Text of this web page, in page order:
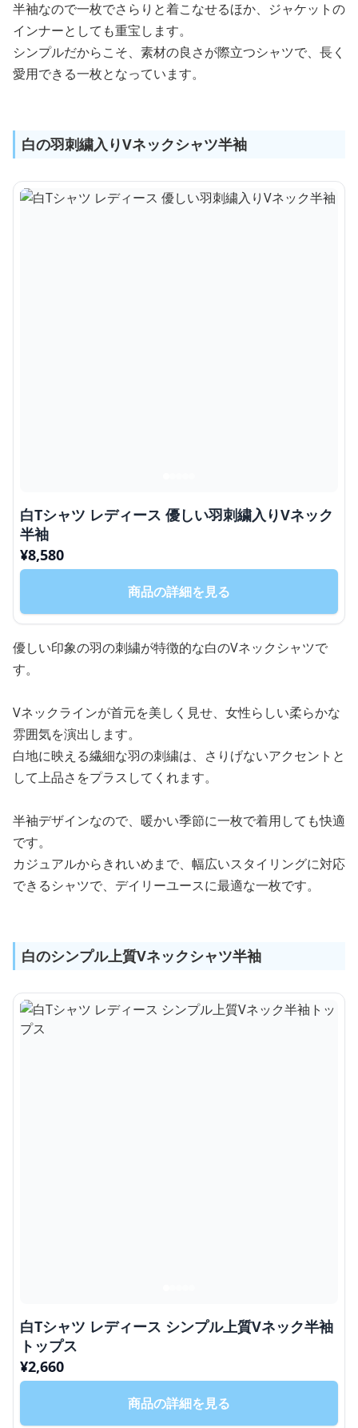
半袖なので一枚でさらりと着こなせるほか、ジャケットの
インナーとしても重宝します。
シンプルだからこそ、素材の良さが際立つシャツで、長く
愛用できる一枚となっています。
白の羽刺繍入りVネックシャツ半袖
白Tシャツ レディース 優しい羽刺繍入りVネック
半袖
¥8,580
商品の詳細を見る
優しい印象の羽の刺繍が特徴的な白のVネックシャツで
す。
Vネックラインが首元を美しく見せ、女性らしい柔らかな
雰囲気を演出します。
白地に映える繊細な羽の刺繍は、さりげないアクセントと
して上品さをプラスしてくれます。
半袖デザインなので、暖かい季節に一枚で着用しても快適
です。
カジュアルからきれいめまで、幅広いスタイリングに対応
できるシャツで、デイリーユースに最適な一枚です。
白のシンプル上質Vネックシャツ半袖
白Tシャツ レディース シンプル上質Vネック半袖
トップス
¥2,660
商品の詳細を見る